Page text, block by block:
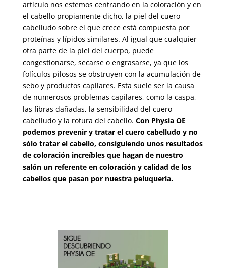
artículo nos estemos centrando en la coloración y en
el cabello propiamente dicho, la piel del cuero
cabelludo sobre el que crece está compuesta por
proteínas y lípidos similares. Al igual que cualquier
otra parte de la piel del cuerpo, puede
congestionarse, secarse o engrasarse, ya que los
folículos pilosos se obstruyen con la acumulación de
sebo y productos capilares. Esta suele ser la causa
de numerosos problemas capilares, como la caspa,
las fibras dañadas, la sensibilidad del cuero
cabelludo y la rotura del cabello. Con Physia OE
podemos prevenir y tratar el cuero cabelludo y no
sólo tratar el cabello, consiguiendo unos resultados
de coloración increíbles que hagan de nuestro
salón un referente en coloración y calidad de los
cabellos que pasan por nuestra peluquería.